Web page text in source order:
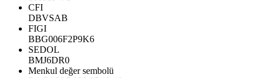
CFI
DBVSAB
FIGI
BBG006F2P9K6
SEDOL
BMJ6DR0
Menkul değer sembolü